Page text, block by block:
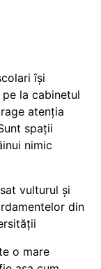
își
la cabinetul
atenția
spații
nimic
vulturul și
din
o mare